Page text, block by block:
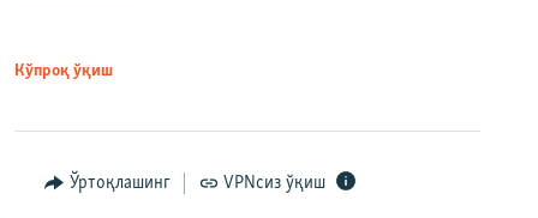
Кўпроқ ўқиш
Ўртоқлашинг VPNсиз ўқиш